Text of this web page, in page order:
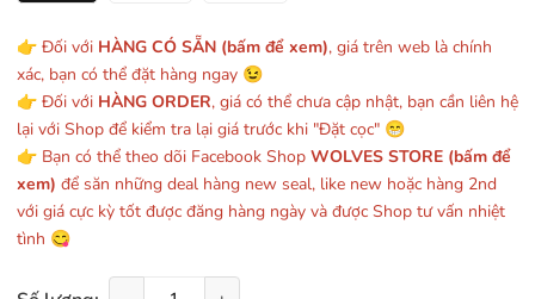
👉 Đối với HÀNG CÓ SẴN (bấm để xem), giá trên web là chính
xác, bạn có thể đặt hàng ngay 😉
👉 Đối với HÀNG ORDER, giá có thể chưa cập nhật, bạn cần liên hệ
lại với Shop để kiểm tra lại giá trước khi "Đặt cọc" 😁
👉 Bạn có thể theo dõi Facebook Shop WOLVES STORE (bấm để
xem) để săn những deal hàng new seal, like new hoặc hàng 2nd
với giá cực kỳ tốt được đăng hàng ngày và được Shop tư vấn nhiệt
tình 😋